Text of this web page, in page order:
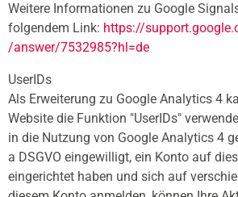
Weitere Informationen zu Google
folgendem Link: https://
/answer/7532985?hl=de
UserIDs
Als Erweiterung zu Google Analytics 4
Website die Funktion "UserIDs"
in die Nutzung von Google Analytics 4
a DSGVO eingewilligt, ein Konto auf
eingerichtet haben und sich auf